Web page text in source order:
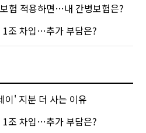
험 적용하면…내 간병보험은?
1조 차입…추가 부담은?
이' 지분 더 사는 이유
1조 차입…추가 부담은?